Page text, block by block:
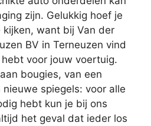
zijn. Gelukkig hoef je
want bij Van der
BV in Terneuzen vind
voor jouw voertuig.
bougies, van een
spiegels: voor alle
hebt kun je bij ons
het geval dat ieder los